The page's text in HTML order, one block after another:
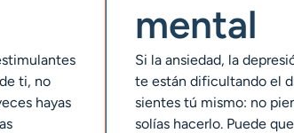
ti, no
hayas
mental
Si la ansiedad, la
te están dificultando el
sientes tú mismo: no
solías hacerlo. Puede